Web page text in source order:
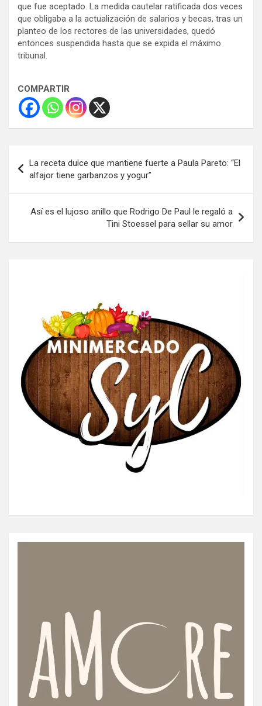
que fue aceptado. La medida cautelar ratificada dos veces
que obligaba a la actualización de salarios y becas, tras un
planteo de los rectores de las universidades, quedó
entonces suspendida hasta que se expida el máximo
tribunal.
COMPARTIR
de
entradas
La receta dulce que mantiene fuerte a Paula Pareto: “El
alfajor tiene garbanzos y yogur”
Así es el lujoso anillo que Rodrigo De Paul le regaló a
Tini Stoessel para sellar su amor